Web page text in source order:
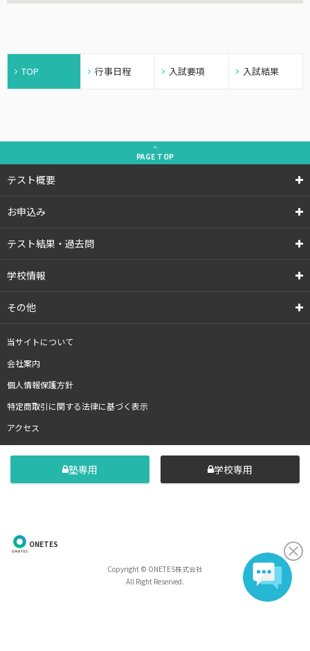
TOP 行事日程 入試要項 入試結果
PAGE TOP
テスト概要
お申込み
テスト結果・過去問
学校情報
その他
当サイトについて
会社案内
個人情報保護方針
特定商取引に関する法律に基づく表示
アクセス
塾専用 学校専用
ONETES
Copyright © ONETES株式会社
All Right Reserved.